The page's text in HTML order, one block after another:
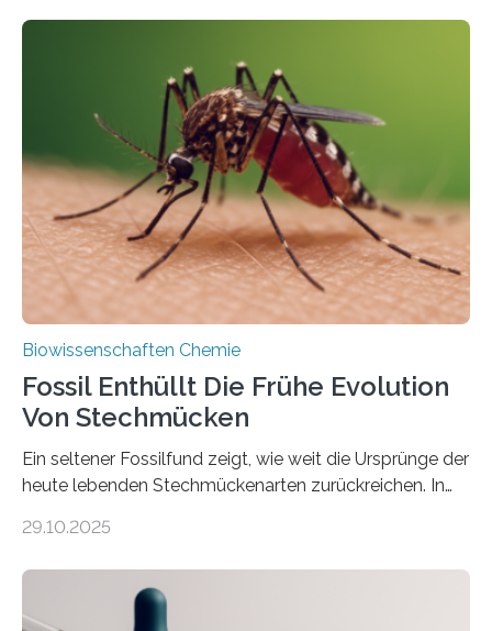
Grünalgen, die vor Hunderten von Millionen Jahren
lebten. Unter den Vorfahren sticht eine Gruppe heraus,
die noch heute in der Natur vorkommt: die
Süßwasseralge Coleochaetophyceae. Einige Arten
dieser Gruppe bilden aus Zellfäden dichte Geflechte
mit scheibenförmiger Gestalt. Was auffällig ist: Die
nächsten…
Biowissenschaften Chemie
Fossil Enthüllt Die Frühe Evolution
Von Stechmücken
Ein seltener Fossilfund zeigt, wie weit die Ursprünge der
heute lebenden Stechmückenarten zurückreichen. In
Forschende die bisher älteste bekannte Stechmücken-
Region Kachin in Myanmar und hat sich in
ausgezeichnetem Zustand erhalten. Es konnte als neue
29.10.2025